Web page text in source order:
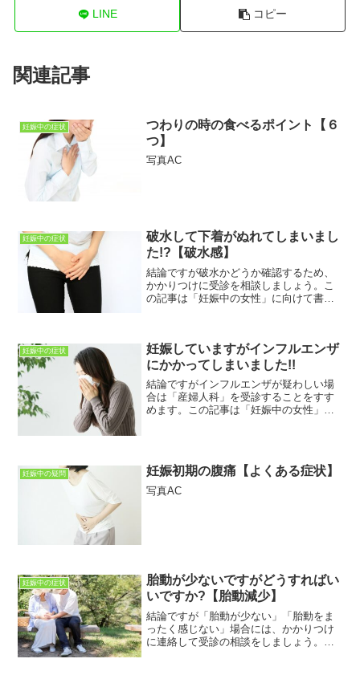
LINE コピー
関連記事
妊娠中の症状
つわりの時の食べるポイント【６
つ】
写真AC
妊娠中の症状
破水して下着がぬれてしまいまし
た!?【破水感】
結論ですが破水かどうか確認するため、
かかりつけに受診を相談しましょう。こ
の記事は「妊娠中の女性」に向けて書い
で「破水感」についてわか...
妊娠中の症状
妊娠していますがインフルエンザ
にかかってしまいました!!
結論ですがインフルエンザが疑わしい場
合は「産婦人科」を受診することをすす
めます。この記事は「妊娠中の女性」に
「妊娠中のインフルエンザ...
妊娠中の疑問 妊娠初期の腹痛【よくある症状】
写真AC
妊娠中の症状
胎動が少ないですがどうすればい
いですか?【胎動減少】
結論ですが「胎動が少ない」「胎動をま
ったく感じない」場合には、かかりつけ
に連絡して受診の相談をしましょう。こ